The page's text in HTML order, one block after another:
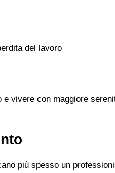
del lavoro
vivere con maggiore
più spesso un